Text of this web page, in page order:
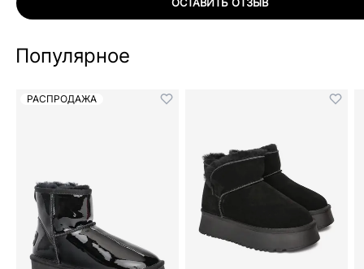
Популярное
РАСПРОДАЖА